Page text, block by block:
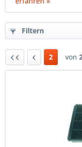
Filtern
2 von